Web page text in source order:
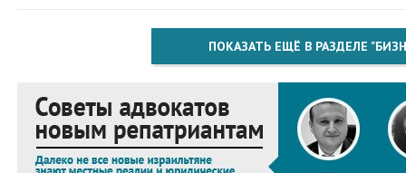
ПОКАЗАТЬ ЕЩЁ В РАЗДЕЛЕ